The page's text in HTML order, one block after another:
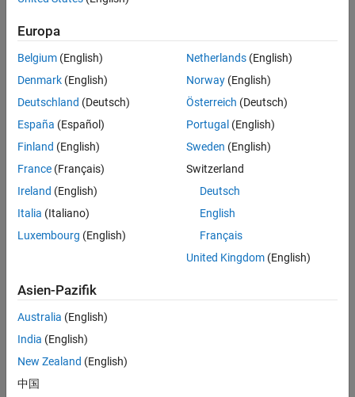
voltage and current for MOSFET A.
Europa
Belgium (English)
Denmark (English)
Deutschland (Deutsch)
España (Español)
Finland (English)
France (Français)
Ireland (English)
Italia (Italiano)
Luxembourg (English)
Netherlands(English)
Norway(English)
Österreich (Deutsch)
Portugal (English)
Sweden (English)
Switzerland
Deutsch
English
Français
United Kingdom(English)
Asien-Pazifik
Australia (English)
India (English)
New Zealand (English)
中国